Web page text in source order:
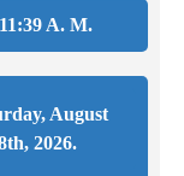
A. M.
August
2026.